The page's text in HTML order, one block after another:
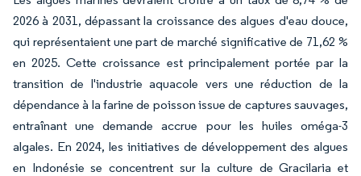
2026 à 2031, dépassant la croissance des algues d'eau douce,
qui représentaient une part de marché significative de 71,62 %
en 2025. Cette croissance est principalement portée par la
transition de l'industrie aquacole vers une réduction de la
dépendance à la farine de poisson issue de captures sauvages,
entraînant une demande accrue pour les huiles oméga-3
algales. En 2024, les initiatives de développement des algues
en Indonésie se concentrent sur la culture de Gracilaria et